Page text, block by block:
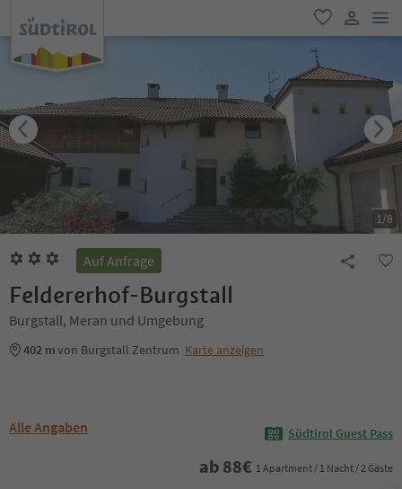
favorit
user link
1/8
Auf Anfrage
Feldererhof-Burgstall
Burgstall, Meran und Umgebung
402 mvon Burgstall Zentrum Karte anzeigen
Alle Angaben Südtirol Guest Pass
ab 88€ 1 Apartment / 1 Nacht / 2 Gäste